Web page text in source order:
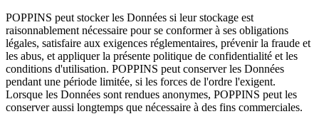
POPPINS peut stocker les Données si leur stockage est
raisonnablement nécessaire pour se conformer à ses obligations
légales, satisfaire aux exigences réglementaires, prévenir la fraude et
les abus, et appliquer la présente politique de confidentialité et les
conditions d'utilisation. POPPINS peut conserver les Données
pendant une période limitée, si les forces de l'ordre l'exigent.
Lorsque les Données sont rendues anonymes, POPPINS peut les
conserver aussi longtemps que nécessaire à des fins commerciales.